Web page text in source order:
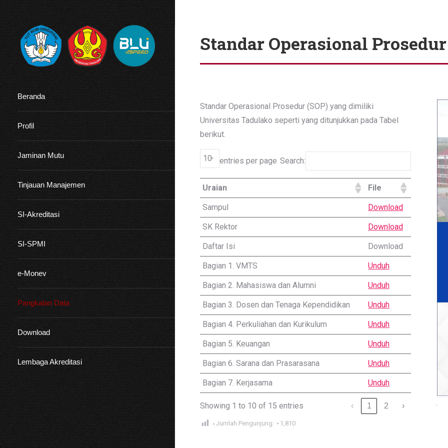
Beranda
Profil
Jaminan Mutu
Tinjauan Manajemen
SI-Akreditasi
SI-SPMI
e-Monev
Pangkalan Data
Download
Lembaga Akreditasi
Standar Operasional Prosedur
Standar Operasional Prosedur (SOP) yang dimiliki
Universitas Tadulako seperti yang ditunjukkan pada Tabel
berikut.
entries per page Search:
Uraian File
Sampul Download
SK Rektor Download
Daftar Isi Download
Bagian 1. VMTS Unduh
Bagian 2. Mahasiswa dan Alumni Unduh
Bagian 3. Dosen dan Tenaga Kependidikan Unduh
Bagian 4. Perkuliahan dan Kurikulum Unduh
Bagian 5. Keuangan Unduh
Bagian 6. Sarana dan Prasarasana Unduh
Bagian 7. Kerjasama Unduh
Showing 1 to 10 of 15 entries ‹ 1 2 ›
Jumlah Pengunjung: 1,810